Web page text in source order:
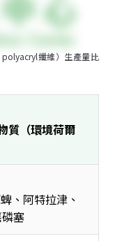
polyacryl纖維）生產量比
質（環境荷爾
、阿特拉津、
塞